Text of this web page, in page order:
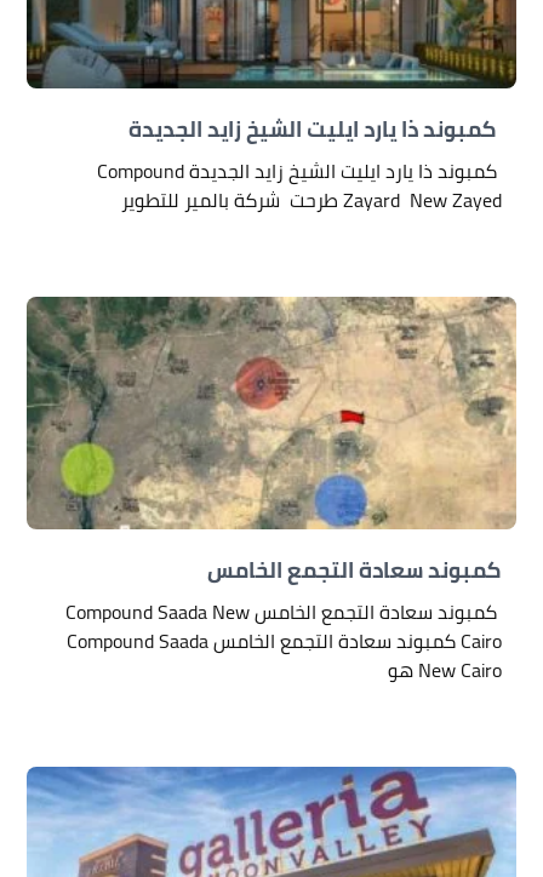
كمبوند ذا يارد ايليت الشيخ زايد الجديدة
كمبوند ذا يارد ايليت الشيخ زايد الجديدة Compound
Zayard New Zayed طرحت شركة بالمير للتطوير
كمبوند سعادة التجمع الخامس
كمبوند سعادة التجمع الخامس Compound Saada New
Cairo كمبوند سعادة التجمع الخامس Compound Saada
New Cairo هو